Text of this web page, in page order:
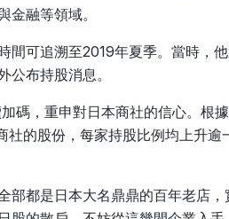
金融等領域。
間可追溯至2019年夏季。當時
布持股消息。
碼，重申對日本商社的信心。根
的股份，每家持股比例均上升
部都是日本大名鼎鼎的百年老店